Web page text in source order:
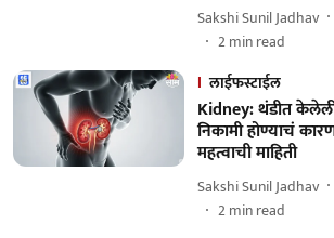
Sakshi Sunil Jadhav
2min read
लाईफस्टाईल
Kidney: थंडीत
निकामी होण्याचं
महत्वाची माहिती
Sakshi Sunil Jadhav
2min read